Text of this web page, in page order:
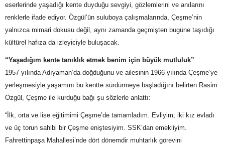
eserlerinde yaşadığı kente duyduğu sevgiyi, gözlemlerini ve anılarını
renklerle ifade ediyor. Özgül’ün suluboya çalışmalarında, Çeşme’nin
yalnızca mimari dokusu değil, aynı zamanda geçmişten bugüne taşıdığı
kültürel hafıza da izleyiciyle buluşacak.
“Yaşadığım kente tanıklık etmek benim için büyük mutluluk”
1957 yılında Adıyaman’da doğduğunu ve ailesinin 1966 yılında Çeşme’ye
yerleşmesiyle yaşamını bu kentte sürdürmeye başladığını belirten Rasim
Özgül, Çeşme ile kurduğu bağı şu sözlerle anlattı:
“İlk, orta ve lise eğitimimi Çeşme’de tamamladım. Evliyim; iki kız evladı
ve üç torun sahibi bir Çeşme eniştesiyim. SSK’dan emekliyim.
Fahrettinpaşa Mahallesi’nde dört dönemdir muhtarlık görevini